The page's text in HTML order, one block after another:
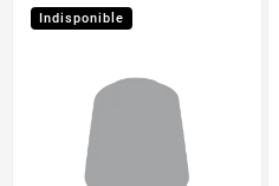
Indisponible